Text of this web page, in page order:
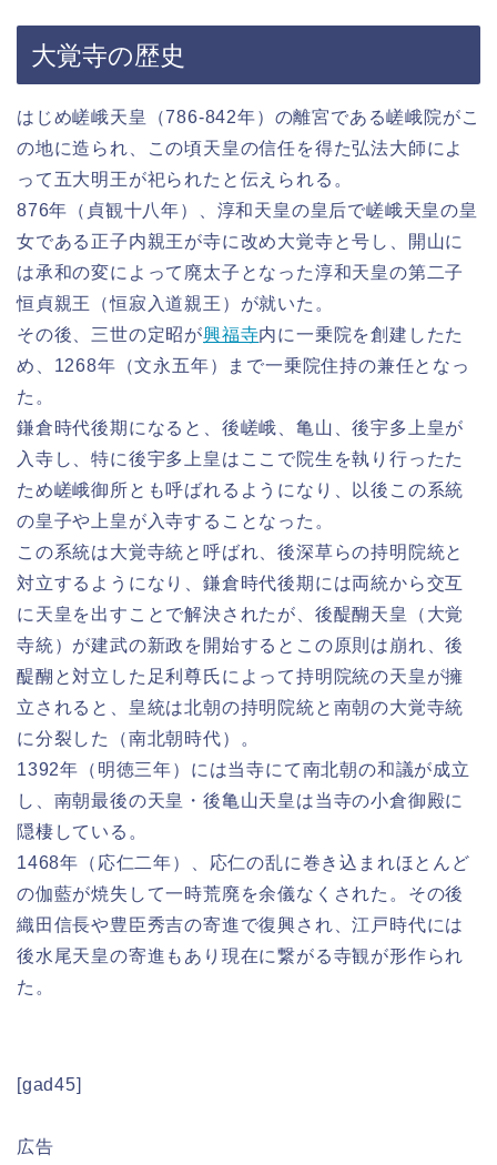
大覚寺の歴史
はじめ嵯峨天皇（786-842年）の離宮である嵯峨院がこ
の地に造られ、この頃天皇の信任を得た弘法大師によ
って五大明王が祀られたと伝えられる。
876年（貞観十八年）、淳和天皇の皇后で嵯峨天皇の皇
女である正子内親王が寺に改め大覚寺と号し、開山に
は承和の変によって廃太子となった淳和天皇の第二子
恒貞親王（恒寂入道親王）が就いた。
その後、三世の定昭が興福寺内に一乗院を創建したた
め、1268年（文永五年）まで一乗院住持の兼任となっ
た。
鎌倉時代後期になると、後嵯峨、亀山、後宇多上皇が
入寺し、特に後宇多上皇はここで院生を執り行ったた
ため嵯峨御所とも呼ばれるようになり、以後この系統
の皇子や上皇が入寺することなった。
この系統は大覚寺統と呼ばれ、後深草らの持明院統と
対立するようになり、鎌倉時代後期には両統から交互
に天皇を出すことで解決されたが、後醍醐天皇（大覚
寺統）が建武の新政を開始するとこの原則は崩れ、後
醍醐と対立した足利尊氏によって持明院統の天皇が擁
立されると、皇統は北朝の持明院統と南朝の大覚寺統
に分裂した（南北朝時代）。
1392年（明徳三年）には当寺にて南北朝の和議が成立
し、南朝最後の天皇・後亀山天皇は当寺の小倉御殿に
隠棲している。
1468年（応仁二年）、応仁の乱に巻き込まれほとんど
の伽藍が焼失して一時荒廃を余儀なくされた。その後
織田信長や豊臣秀吉の寄進で復興され、江戸時代には
後水尾天皇の寄進もあり現在に繋がる寺観が形作られ
た。
[gad45]
広告